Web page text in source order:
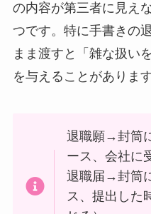
の内容が第三者に見え
つです。特に手書きの
まま渡すと「雑な扱い
を与えることがあります
退職願→封筒
ース、会社に
退職届→封筒
ス、提出した